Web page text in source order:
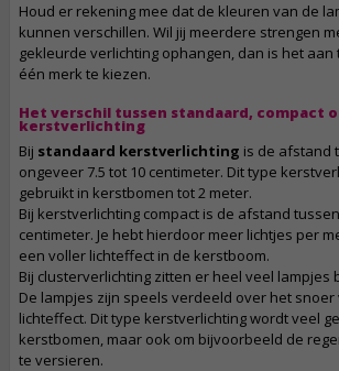
Houd er rekening mee dat de kleuren van de
kunnen verschillen. Wil jij meerdere strengen
gekleurde verlichting ophangen, dan is het aan
één merk te kiezen.
Het verschil tussen standaard, compact
kerstverlichting
Bij standaard kerstverlichting is de afstand
ongeveer 7.5 tot 10 centimeter. Dit type
gebruikt in kerstbomen tot 2 meter.
Bij kerstverlichting compact is de afstand
centimeter. Je hebt hierdoor meer lichtjes per
een voller lichteffect in de kerstboom.
Bij clusterverlichting zitten er heel veel lampjes
De lampjes zijn speels verdeeld over het
lichteffect. Dit type kerstverlichting wordt veel
kerstbomen, maar ook om bijvoorbeeld de
te versieren.